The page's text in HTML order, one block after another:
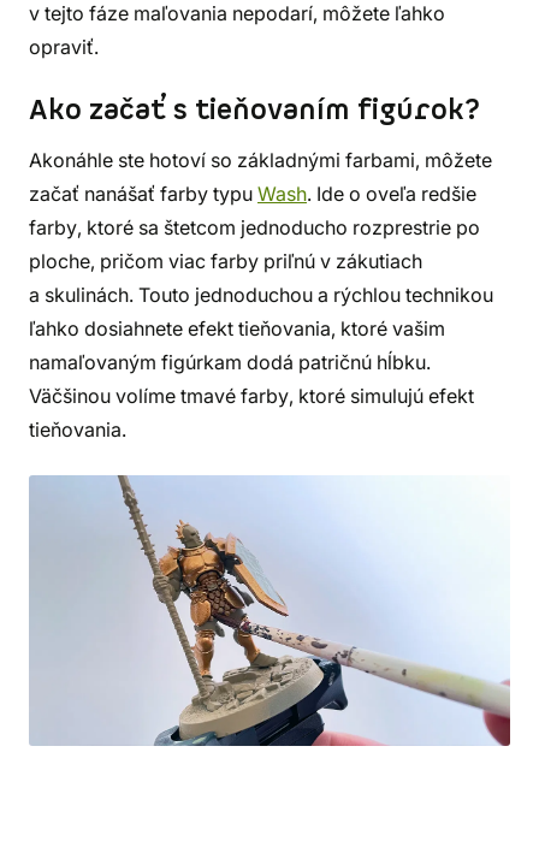
v tejto fáze maľovania nepodarí, môžete ľahko
opraviť.
Ako začať s tieňovaním figúrok?
Akonáhle ste hotoví so základnými farbami, môžete
začať nanášať farby typu Wash. Ide o oveľa redšie
farby, ktoré sa štetcom jednoducho rozprestrie po
ploche, pričom viac farby priľnú v zákutiach
a skulinách. Touto jednoduchou a rýchlou technikou
ľahko dosiahnete efekt tieňovania, ktoré vašim
namaľovaným figúrkam dodá patričnú hĺbku.
Väčšinou volíme tmavé farby, ktoré simulujú efekt
tieňovania.